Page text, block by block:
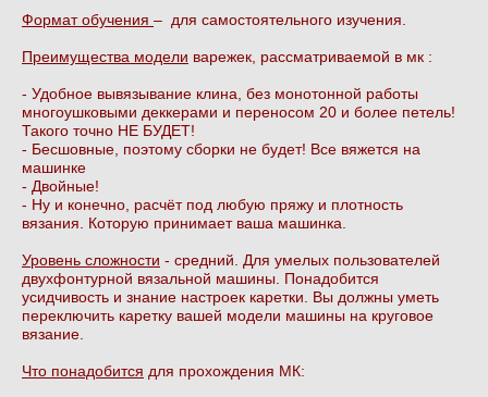
Формат обучения – для самостоятельного изучения.
Преимущества модели варежек, рассматриваемой в мк :
- Удобное вывязывание клина, без монотонной работы
многоушковыми деккерами и переносом 20 и более петель!
Такого точно НЕ БУДЕТ!
- Бесшовные, поэтому сборки не будет! Все вяжется на
машинке
- Двойные!
- Ну и конечно, расчёт под любую пряжу и плотность
вязания. Которую принимает ваша машинка.
Уровень сложности - средний. Для умелых пользователей
двухфонтурной вязальной машины. Понадобится
усидчивость и знание настроек каретки. Вы должны уметь
переключить каретку вашей модели машины на круговое
вязание.
Что понадобится для прохождения МК: